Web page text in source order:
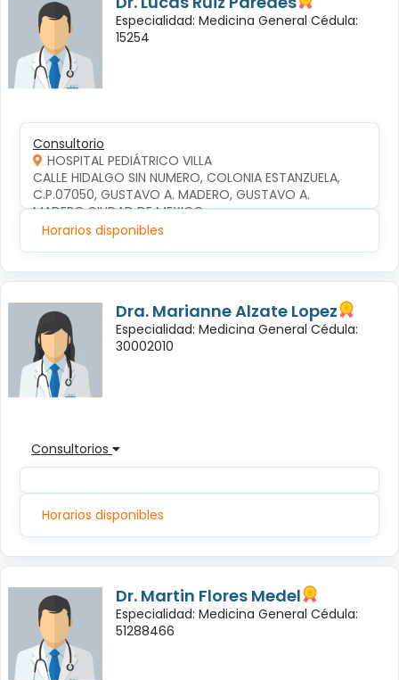
Especialidad: Medicina General Cédula:
15254
Consultorio
HOSPITAL PEDIÁTRICO VILLA
CALLE HIDALGO SIN NUMERO, COLONIA ESTANZUELA,
C.P.07050, GUSTAVO A. MADERO, GUSTAVO A.
MADERO,CIUDAD DE MEXICO
Horarios disponibles
Dra. Marianne Alzate Lopez
Especialidad: Medicina General Cédula:
30002010
Consultorios
Horarios disponibles
Dr. Martin Flores Medel
Especialidad: Medicina General Cédula:
51288466